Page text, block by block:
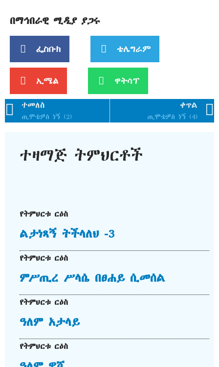
በማኅበራዊ ሚዲያ ያጋሩ
ፌስቡክ ቴሌግራም
ኢሜል ዋትሳፕ
ተመለስ
ጢሞቴዎስ ነኝ (2)
ቀጥል
ጢሞቴዎስ ነኝ (4)
ተዛማጅ ትምህርቶች
የትምህርቱ ርዕስ
ልታነጻኝ ትችላለህ -3
የትምህርቱ ርዕስ
ምሥጢረ ሥላሴ በፀሐይ ሲመሰል
የትምህርቱ ርዕስ
ዓለም አታላይ
የትምህርቱ ርዕስ